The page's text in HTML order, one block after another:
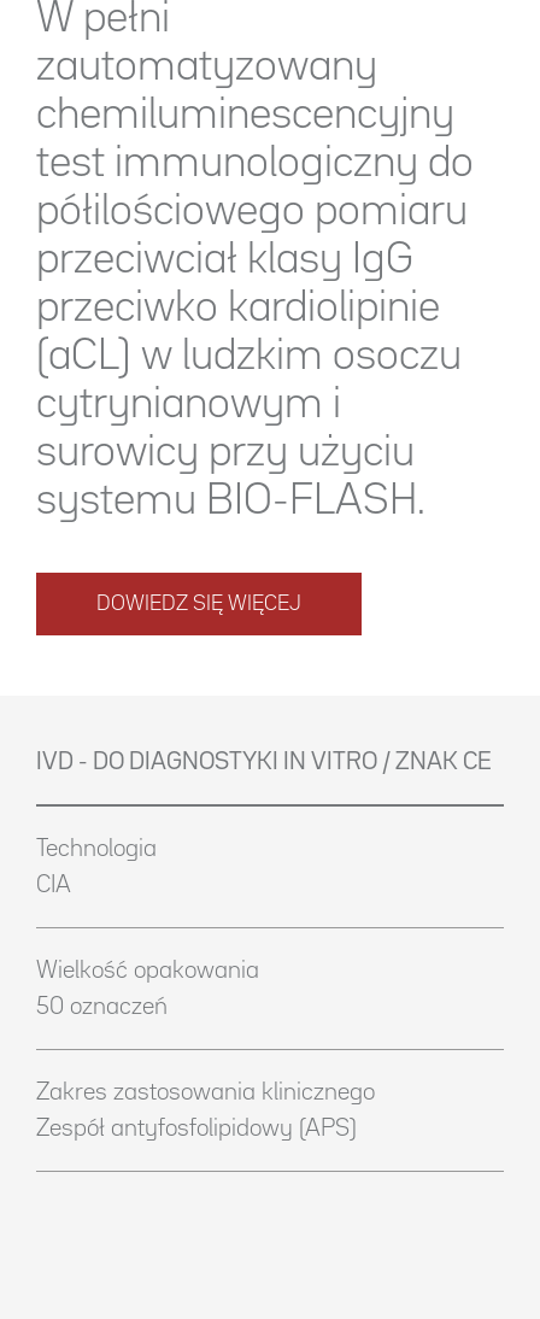
W pełni
zautomatyzowany
chemiluminescencyjny
test immunologiczny do
półilościowego pomiaru
przeciwciał klasy IgG
przeciwko kardiolipinie
(aCL) w ludzkim osoczu
cytrynianowym i
surowicy przy użyciu
systemu BIO-FLASH.
DOWIEDZ SIĘ WIĘCEJ
IVD - DO DIAGNOSTYKI IN VITRO / ZNAK CE
Technologia
CIA
Wielkość opakowania
50 oznaczeń
Zakres zastosowania klinicznego
Zespół antyfosfolipidowy (APS)